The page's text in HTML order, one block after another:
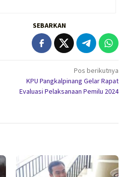
SEBARKAN
Pos berikutnya
KPU Pangkalpinang Gelar Rapat
Evaluasi Pelaksanaan Pemilu 2024